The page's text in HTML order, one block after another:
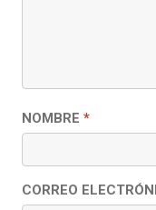
NOMBRE *
CORREO